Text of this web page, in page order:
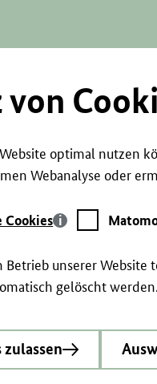
von
optimal nutzen
Webanalyse oder
Matomo
Webstatistik
Betrieb unserer
gelöscht werden.